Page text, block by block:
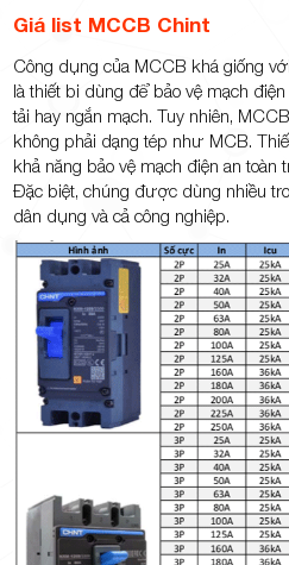
Giá list MCCB Chint
Công dụng của MCCB khá giống
là thiết bi dùng để bảo vệ mạch
tải hay ngắn mạch. Tuy nhiên,
không phải dạng tép như MCB.
khả năng bảo vệ mạch điện an toàn
Đặc biệt, chúng được dùng nhiều
dân dụng và cả công nghiệp.